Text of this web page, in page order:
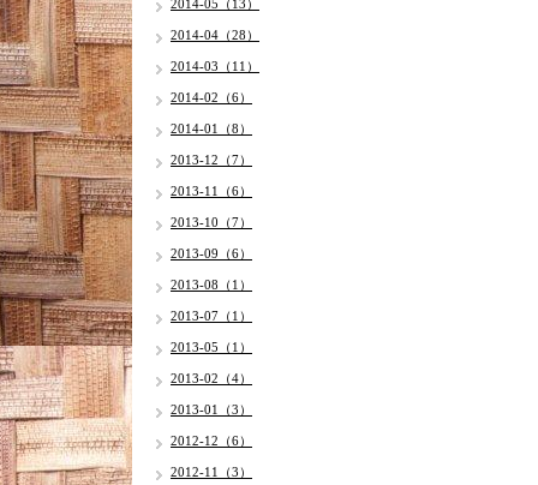
2014-05（13）
2014-04（28）
2014-03（11）
2014-02（6）
2014-01（8）
2013-12（7）
2013-11（6）
2013-10（7）
2013-09（6）
2013-08（1）
2013-07（1）
2013-05（1）
2013-02（4）
2013-01（3）
2012-12（6）
2012-11（3）